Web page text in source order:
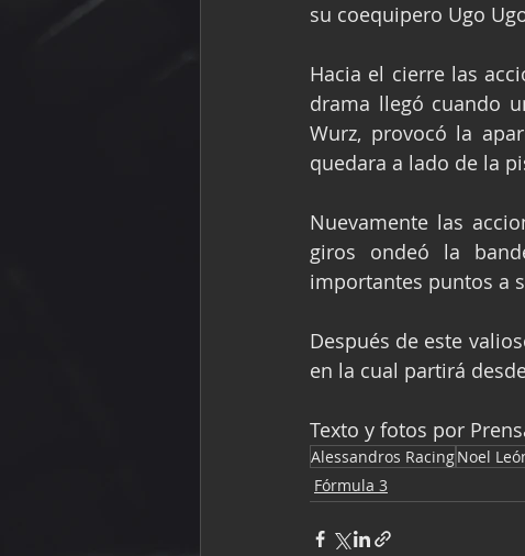
su coequipero Ugo
Hacia el cierre las
drama llegó cuando
Wurz, provocó la
quedara a lado de la
Nuevamente las
giros ondeó la
importantes puntos a
Después de este
en la cual partirá
Texto y fotos por
Alessandros RacingNoel
Fórmula 3